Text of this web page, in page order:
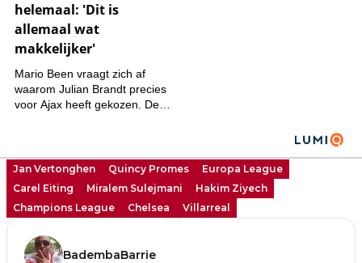
Jan Vertonghen Quincy Promes
Europa League
Carel Eiting
Miralem Sulejmani
Hakim Ziyech
Champions League
Chelsea Villarreal
BadembaBarrie